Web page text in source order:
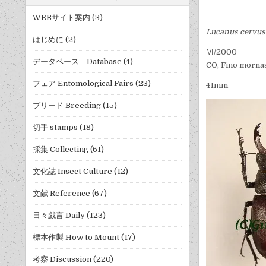
Lucanus cervus
Ⅵ/2000
CO, Fino
41mm
WEBサイト案内 (3)
はじめに (2)
データベース Database (4)
フェア Entomological Fairs (23)
ブリード Breeding (15)
切手 stamps (18)
採集 Collecting (61)
文化誌 Insect Culture (12)
文献 Reference (67)
日々戯言 Daily (123)
標本作製 How to Mount (17)
考察 Discussion (220)